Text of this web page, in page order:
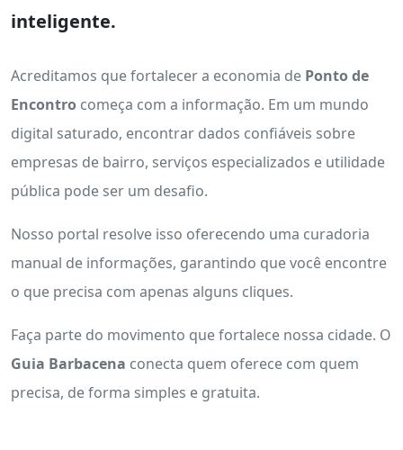
inteligente.
Acreditamos que fortalecer a economia de Ponto de
Encontro começa com a informação. Em um mundo
digital saturado, encontrar dados confiáveis sobre
empresas de bairro, serviços especializados e utilidade
pública pode ser um desafio.
Nosso portal resolve isso oferecendo uma curadoria
manual de informações, garantindo que você encontre
o que precisa com apenas alguns cliques.
Faça parte do movimento que fortalece nossa cidade. O
Guia Barbacena conecta quem oferece com quem
precisa, de forma simples e gratuita.